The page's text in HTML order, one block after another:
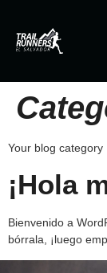
Your blog category
¡Hola
Bienvenido a
bórrala, ¡luego